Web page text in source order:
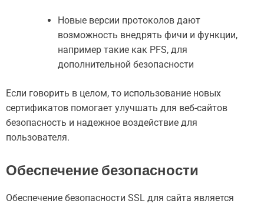
Новые версии протоколов дают
возможность внедрять фичи и функции,
например такие как PFS, для
дополнительной безопасности
Если говорить в целом, то использование новых
сертификатов помогает улучшать для веб-сайтов
безопасность и надежное воздействие для
пользователя.
Обеспечение безопасности
Обеспечение безопасности SSL для сайта является